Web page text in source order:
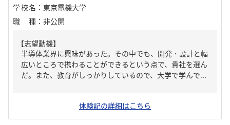
学校名 ： 東京電機大学
職種 ： 非公開
【志望動機】
半導体業界に興味があった。その中でも、開発・設計と幅
広いところで携わることができるという点で、貴社を選ん
だ。また、教育がしっかりしているので、大学で学んで...
体験記の詳細はこちら